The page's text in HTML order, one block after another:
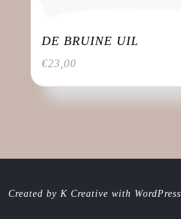
DE BRUINE UIL
€23,00
Created by K Creative with WordPress